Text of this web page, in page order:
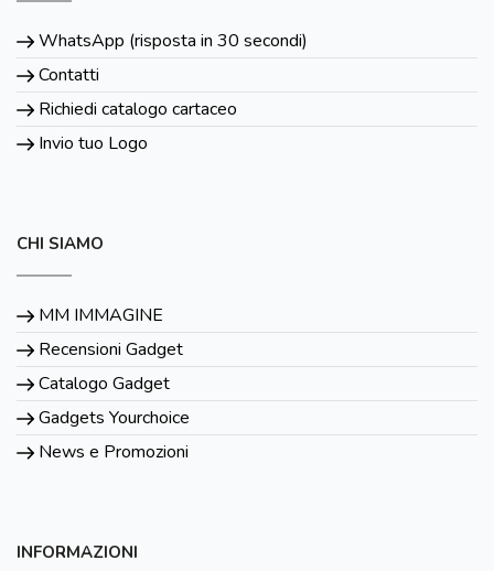
WhatsApp (risposta in 30 secondi)
Contatti
Richiedi catalogo cartaceo
Invio tuo Logo
CHI SIAMO
MM IMMAGINE
Recensioni Gadget
Catalogo Gadget
Gadgets Yourchoice
News e Promozioni
INFORMAZIONI